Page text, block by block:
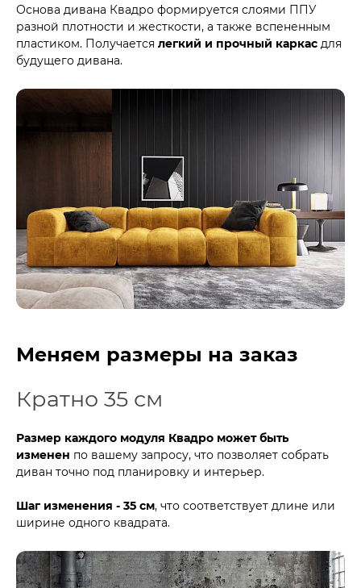
Основа дивана Квадро формируется слоями ППУ
разной плотности и жесткости, а также вспененным
пластиком. Получается легкий и прочный каркас для
будущего дивана.
Меняем размеры на заказ
Кратно 35 см
Размер каждого модуля Квадро может быть
изменен по вашему запросу, что позволяет собрать
диван точно под планировку и интерьер.
Шаг изменения - 35 см, что соответствует длине или
ширине одного квадрата.